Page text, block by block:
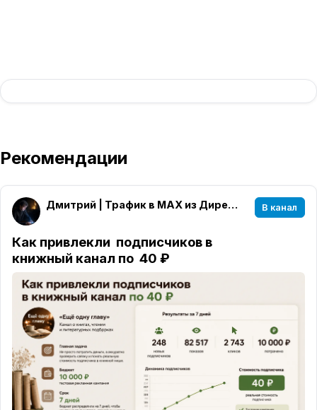
Рекомендации
Дмитрий | Трафик в MAX из Директа В канал
Как привлекли подписчиков в
книжный канал по 40 ₽